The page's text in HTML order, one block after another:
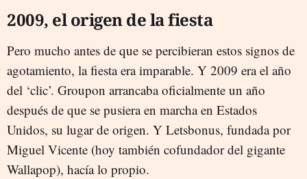
2009, el origen de la fiesta
Pero mucho antes de que se percibieran estos signos de
agotamiento, la fiesta era imparable. Y 2009 era el año
del ‘clic’. Groupon arrancaba oficialmente un año
después de que se pusiera en marcha en Estados
Unidos, su lugar de origen. Y Letsbonus, fundada por
Miguel Vicente (hoy también cofundador del gigante
Wallapop), hacía lo propio.